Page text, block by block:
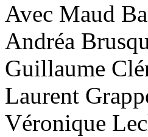
Avec Maud
Andréa
Guillaume
Laurent
Véronique